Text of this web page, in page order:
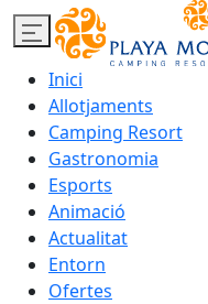
Inici
Allotjaments
Camping Resort
Gastronomia
Esports
Animació
Actualitat
Entorn
Ofertes